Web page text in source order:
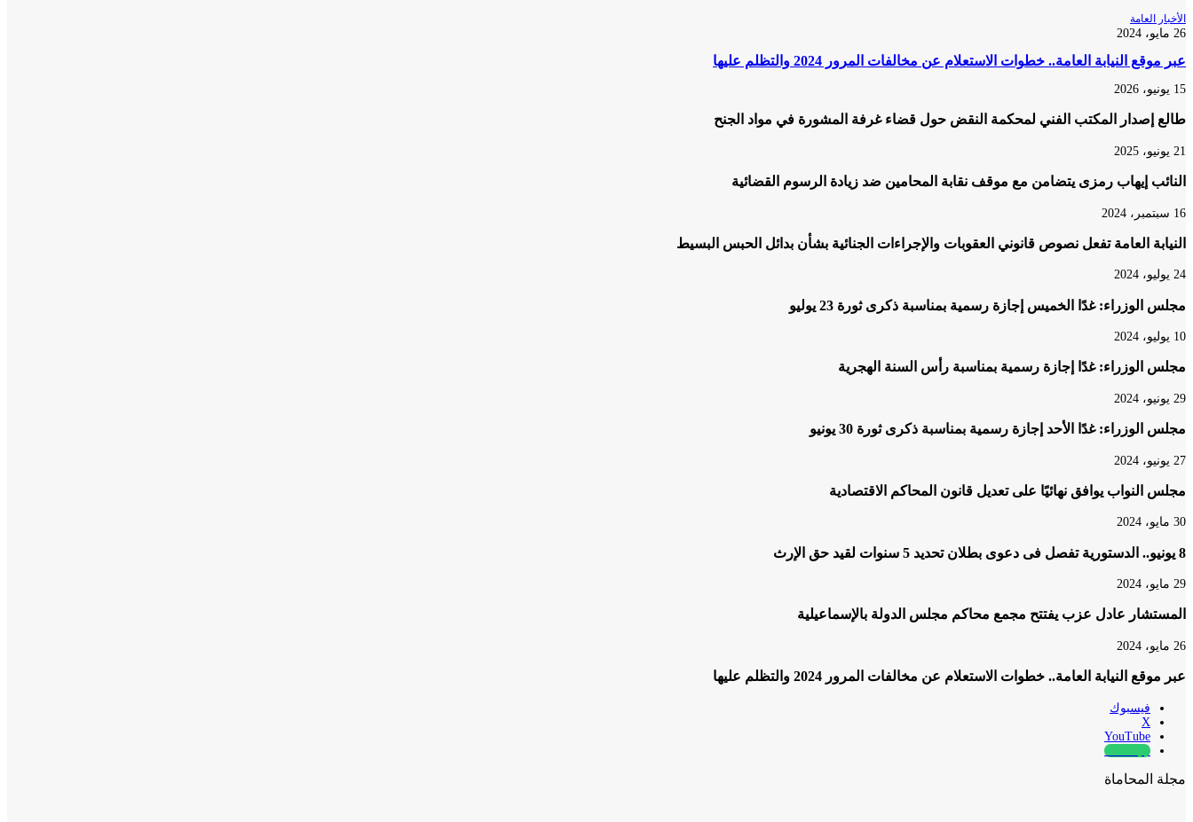
الأخبار العامة
26 مايو، 2024
عبر موقع النيابة العامة.. خطوات الاستعلام عن مخالفات المرور 2024 والتظلم عليها
15 يونيو، 2026
طالع إصدار المكتب الفني لمحكمة النقض حول قضاء غرفة المشورة في مواد الجنح
21 يونيو، 2025
النائب إيهاب رمزى يتضامن مع موقف نقابة المحامين ضد زيادة الرسوم القضائية
16 سبتمبر، 2024
النيابة العامة تفعل نصوص قانوني العقوبات والإجراءات الجنائية بشأن بدائل الحبس البسيط
24 يوليو، 2024
مجلس الوزراء: غدًا الخميس إجازة رسمية بمناسبة ذكرى ثورة 23 يوليو
10 يوليو، 2024
مجلس الوزراء: غدًا إجازة رسمية بمناسبة رأس السنة الهجرية
29 يونيو، 2024
مجلس الوزراء: غدًا الأحد إجازة رسمية بمناسبة ذكرى ثورة 30 يونيو
27 يونيو، 2024
مجلس النواب يوافق نهائيًا على تعديل قانون المحاكم الاقتصادية
30 مايو، 2024
8 يونيو.. الدستورية تفصل فى دعوى بطلان تحديد 5 سنوات لقيد حق الإرث
29 مايو، 2024
المستشار عادل عزب يفتتح مجمع محاكم مجلس الدولة بالإسماعيلية
26 مايو، 2024
عبر موقع النيابة العامة.. خطوات الاستعلام عن مخالفات المرور 2024 والتظلم عليها
فيسبوك
‫X
‫YouTube
whatsapp
مجلة المحاماة